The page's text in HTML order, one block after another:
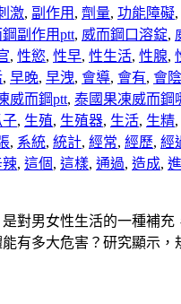
激, 副作用 , 劑量, 功能障礙,
鋼副作用ptt, 威而鋼口溶錠,
, 性慾, 性早, 性生活, 性腺,
, 早晚, 早洩, 會導, 會有, 會陰
威而鋼ptt, 泰國果凍威而鋼
子, 生殖, 生殖器, 生活, 生精,
, 系統, 統計, 經常, 經歷, 經
辣, 這個, 這樣, 通過, 造成,
對男女性生活的一種補
有多大危害？研究顯示